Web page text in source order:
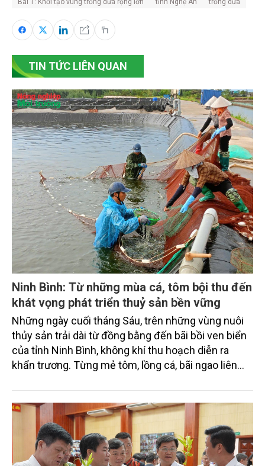
TIN TỨC LIÊN QUAN
Ninh Bình: Từ những mùa cá, tôm bội thu đến
khát vọng phát triển thuỷ sản bền vững
Những ngày cuối tháng Sáu, trên những vùng nuôi
thủy sản trải dài từ đồng bằng đến bãi bồi ven biển
của tỉnh Ninh Bình, không khí thu hoạch diễn ra
khẩn trương. Từng mẻ tôm, lồng cá, bãi ngao liên
tàu nối nhau cập bến mang theo niềm vui được
mùa.